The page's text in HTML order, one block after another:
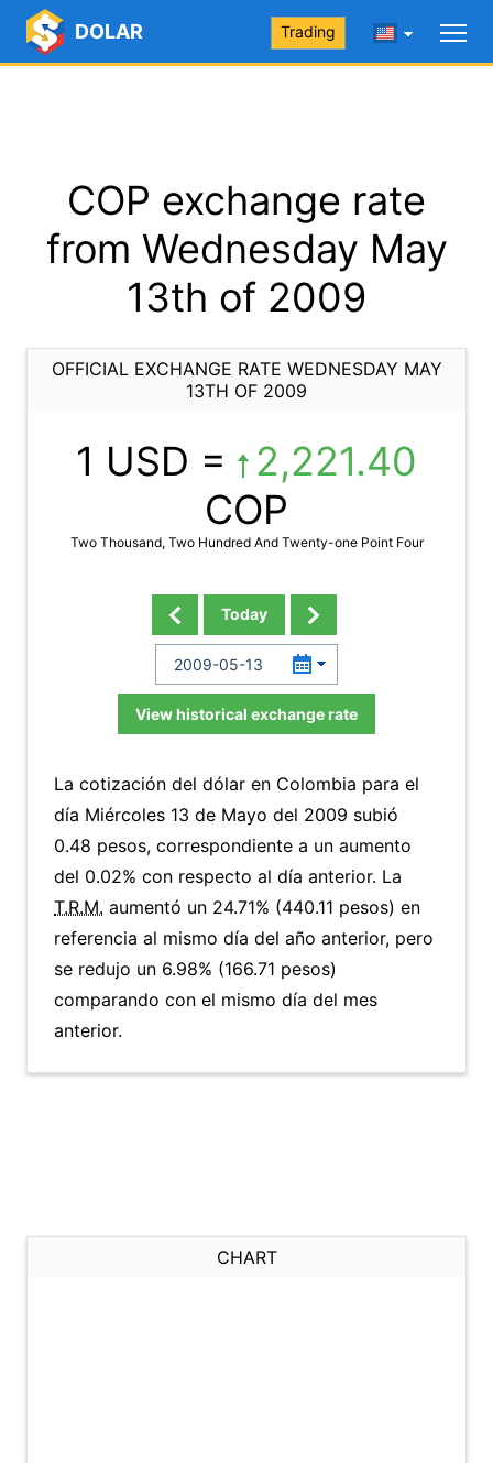
DOLAR Trading
COP exchange rate
from Wednesday May
13th of 2009
OFFICIAL EXCHANGE RATE WEDNESDAY MAY
13TH OF 2009
1 USD =
2,221.40
COP
Two Thousand, Two Hundred And Twenty-one Point Four
Today
View historical exchange rate
La cotización del dólar en Colombia para el
día Miércoles 13 de Mayo del 2009 subió
0.48 pesos, correspondiente a un aumento
del 0.02% con respecto al día anterior. La
T.R.M. aumentó un 24.71% (440.11 pesos) en
referencia al mismo día del año anterior, pero
se redujo un 6.98% (166.71 pesos)
comparando con el mismo día del mes
anterior.
CHART